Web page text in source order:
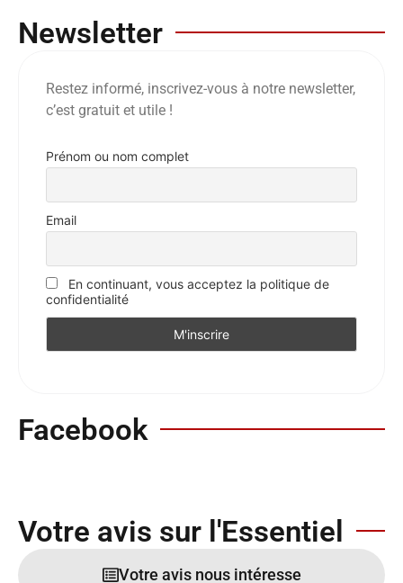
Newsletter
Restez informé, inscrivez-vous à notre newsletter,
c’est gratuit et utile !
Prénom ou nom complet
Email
En continuant, vous acceptez la politique de
confidentialité
Facebook
Votre avis sur l'Essentiel
Votre avis nous intéresse